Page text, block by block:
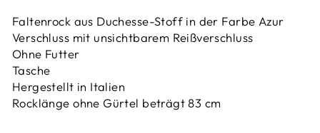
Faltenrock aus Duchesse-Stoff in der Farbe Azur
Verschluss mit unsichtbarem Reißverschluss
Ohne Futter
Tasche
Hergestellt in Italien
Rocklänge ohne Gürtel beträgt 83 cm